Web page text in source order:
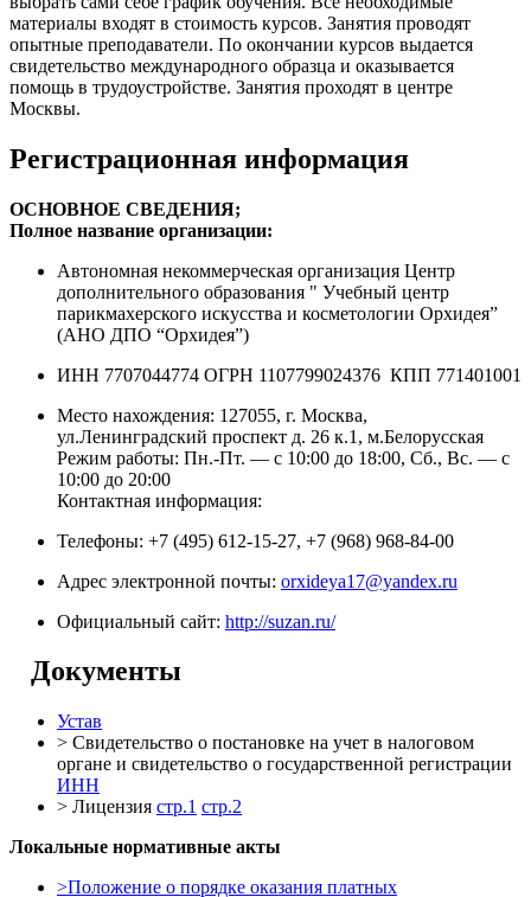
материалы входят в стоимость курсов. Занятия проводят
опытные преподаватели. По окончании курсов выдается
свидетельство международного образца и оказывается
помощь в трудоустройстве. Занятия проходят в центре
Москвы.
Регистрационная информация
ОСНОВНОЕ СВЕДЕНИЯ;
Полное название организации:
Автономная некоммерческая организация Центр
дополнительного образования " Учебный центр
парикмахерского искусства и косметологии Орхидея”
(АНО ДПО “Орхидея”)
ИНН 7707044774 ОГРН 1107799024376 КПП 771401001
Место нахождения: 127055, г. Москва,
ул.Ленинградский проспект д. 26 к.1, м.Белорусская
Режим работы: Пн.-Пт. — с 10:00 до 18:00, Сб., Вс. — с
10:00 до 20:00
Контактная информация:
Телефоны: +7 (495) 612-15-27, +7 (968) 968-84-00
Адрес электронной почты: orxideya17@yandex.ru
Официальный сайт: http://suzan.ru/
Документы
Устав
> Свидетельство о постановке на учет в налоговом
органе и свидетельство о государственной регистрации
ИНН
> Лицензия стр.1 стр.2
Локальные нормативные акты
>Положение о порядке оказания платных